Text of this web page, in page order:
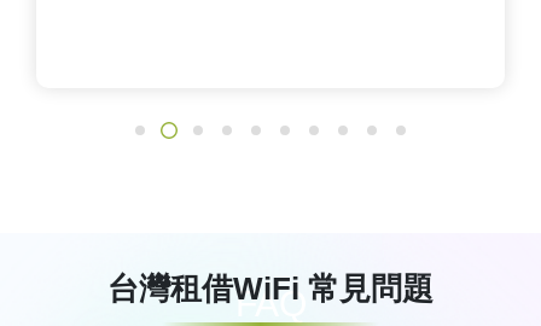
FAQ
台灣租借WiFi 常見問題